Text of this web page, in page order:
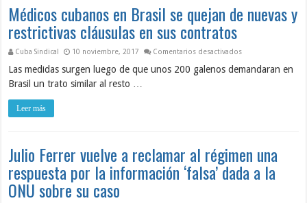
Médicos cubanos en Brasil se quejan de nuevas y
restrictivas cláusulas en sus contratos
Cuba Sindical 10 noviembre, 2017 Comentarios desactivadosen Médicos
Las medidas surgen luego de que unos 200 galenos demandaran en
Brasil un trato similar al resto …
Leer más
Julio Ferrer vuelve a reclamar al régimen una
respuesta por la información ‘falsa’ dada a la
ONU sobre su caso